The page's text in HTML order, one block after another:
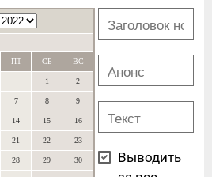
ПТ СБ ВС
1 2
7 8 9
14 15 16
21 22 23
28 29 30
Выводить